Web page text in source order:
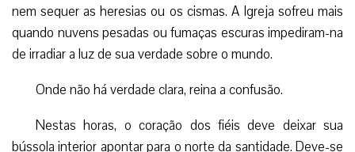
nem sequer as heresias ou os cismas. A Igreja sofreu mais
quando nuvens pesadas ou fumaças escuras impediram-na
de irradiar a luz de sua verdade sobre o mundo.
Onde não há verdade clara, reina a confusão.
Nestas horas, o coração dos fiéis deve deixar sua
bússola interior apontar para o norte da santidade. Deve-se